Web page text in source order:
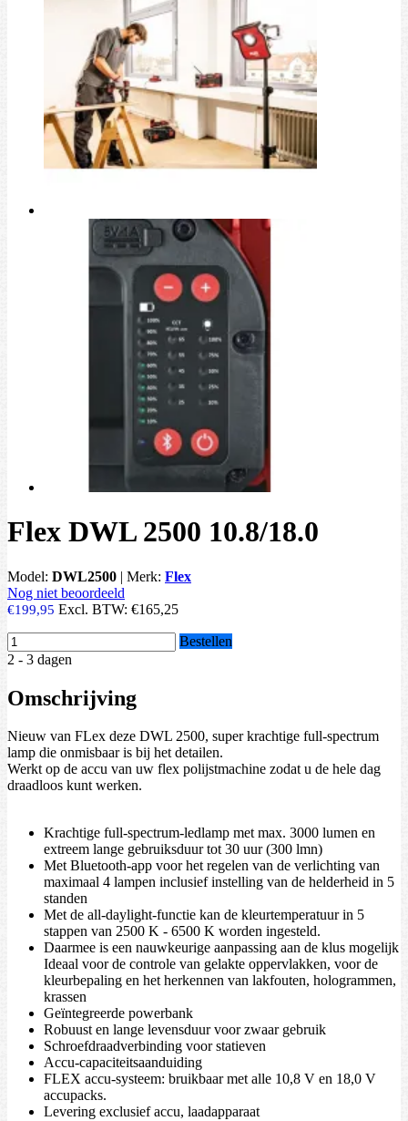
Flex DWL 2500 10.8/18.0
Model: DWL2500 | Merk: Flex
Nog niet beoordeeld
€199,95 Excl. BTW: €165,25
Bestellen
2 - 3 dagen
Omschrijving
Nieuw van FLex deze DWL 2500, super krachtige full-spectrum
lamp die onmisbaar is bij het detailen.
Werkt op de accu van uw flex polijstmachine zodat u de hele dag
draadloos kunt werken.
Krachtige full-spectrum-ledlamp met max. 3000 lumen en
extreem lange gebruiksduur tot 30 uur (300 lmn)
Met Bluetooth-app voor het regelen van de verlichting van
maximaal 4 lampen inclusief instelling van de helderheid in 5
standen
Met de all-daylight-functie kan de kleurtemperatuur in 5
stappen van 2500 K - 6500 K worden ingesteld.
Daarmee is een nauwkeurige aanpassing aan de klus mogelijk
Ideaal voor de controle van gelakte oppervlakken, voor de
kleurbepaling en het herkennen van lakfouten, hologrammen,
krassen
Geïntegreerde powerbank
Robuust en lange levensduur voor zwaar gebruik
Schroefdraadverbinding voor statieven
Accu-capaciteitsaanduiding
FLEX accu-systeem: bruikbaar met alle 10,8 V en 18,0 V
accupacks.
Levering exclusief accu, laadapparaat